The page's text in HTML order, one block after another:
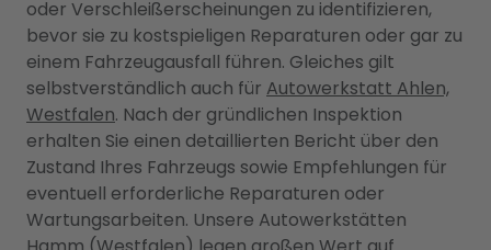
oder Verschleißerscheinungen zu identifizieren,
bevor sie zu kostspieligen Reparaturen oder gar zu
einem Fahrzeugausfall führen. Gleiches gilt
selbstverständlich auch für Autowerkstatt Ahlen,
Westfalen. Nach der gründlichen Inspektion
erhalten Sie einen detaillierten Bericht über den
Zustand Ihres Fahrzeugs sowie Empfehlungen für
eventuell erforderliche Reparaturen oder
Wartungsarbeiten. Unsere Autowerkstätten